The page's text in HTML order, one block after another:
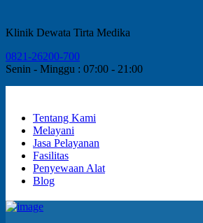
Klinik Dewata Tirta Medika
0821-26200-700
Senin - Minggu : 07:00 - 21:00
Tentang Kami
Melayani
Jasa Pelayanan
Fasilitas
Penyewaan Alat
Blog